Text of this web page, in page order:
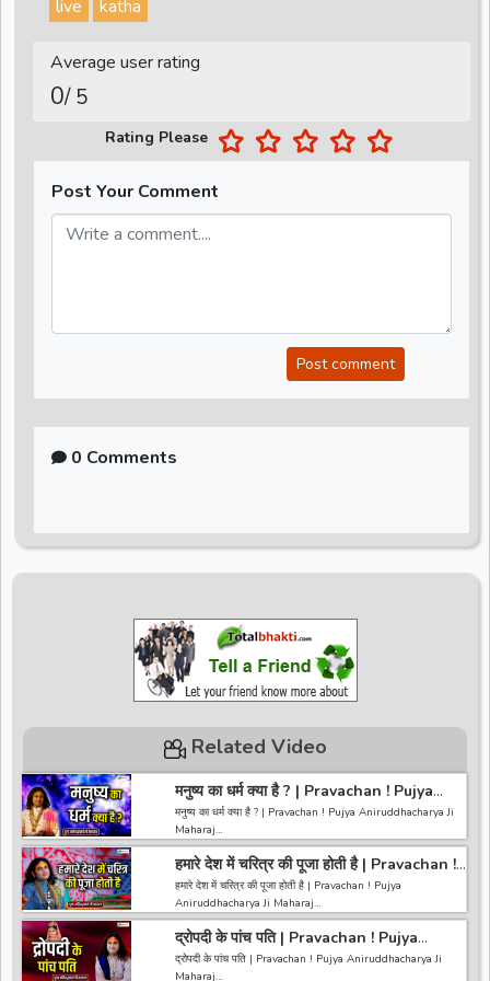
live katha
Average user rating
0/ 5
Rating Please
Post Your Comment
Post comment
0 Comments
Related Video
मनुष्य का धर्म क्या है ? | Pravachan ! Pujya
Aniruddhacharya Ji Maharaj
मनुष्य का धर्म क्या है ? | Pravachan ! Pujya Aniruddhacharya Ji
Maharaj
~~~~~~~~~~~~~~~~~~~~~~~~~~~~~~~~~~~~~~~~~~~~
~~~~~~~~
अगर आपको हमारी वीडियो अच्छी लगी तो हमारे चैनल को सब्सक्राइब करना
ना भूले और वीडियो को लाइक करे कमेंट करे और शेयर करे.
https://bit.ly/2HNBbHd
------------------------------------------------------------------
-----------------------------------------
हमारे देश में चरित्र की पूजा होती है | Pravachan !
Pujya Aniruddhacharya Ji Maharaj
हमारे देश में चरित्र की पूजा होती है | Pravachan ! Pujya
Aniruddhacharya Ji Maharaj
~~~~~~~~~~~~~~~~~~~~~~~~~~~~~~~~~~~~~~~~~~~~
~~~~~~~~
अगर आपको हमारी वीडियो अच्छी लगी तो हमारे चैनल को सब्सक्राइब करना
द्रोपदी के पांच पति | Pravachan ! Pujya
Aniruddhacharya Ji Maharaj
द्रोपदी के पांच पति | Pravachan ! Pujya Aniruddhacharya Ji
Maharaj